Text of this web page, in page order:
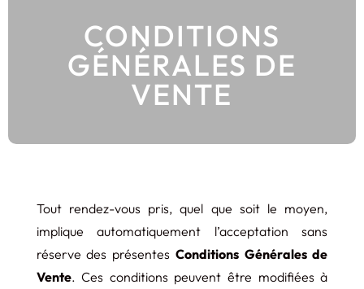
CONDITIONS
GÉNÉRALES DE
VENTE
Tout rendez-vous pris, quel que soit le moyen,
implique automatiquement l’acceptation sans
réserve des présentes Conditions Générales de
Vente. Ces conditions peuvent être modifiées à